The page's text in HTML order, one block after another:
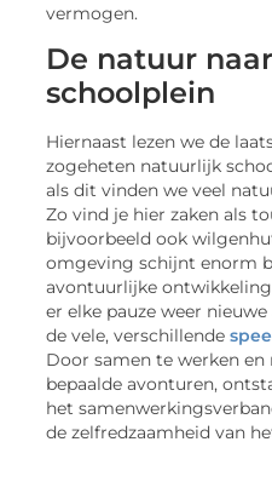
vermogen.
De natuur
schoolplein
Hiernaast lezen we de
zogeheten natuurlijk
als dit vinden we veel
Zo vind je hier zaken als
bijvoorbeeld ook
omgeving schijnt enorm
avontuurlijke
er elke pauze weer
de vele, verschillende
Door samen te werken en
bepaalde avonturen,
het
de zelfredzaamheid van